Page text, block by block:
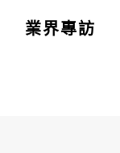
業界專訪